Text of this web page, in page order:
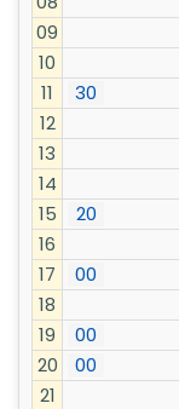
09
10
11
30
12
13
14
15
20
16
17
00
18
19
00
20
00
21